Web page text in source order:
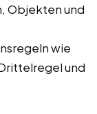
Objekten und
wie
und